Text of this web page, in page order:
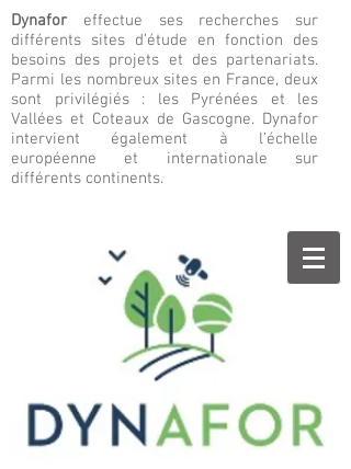
Dynafor effectue ses recherches sur
différents sites d’étude en fonction des
besoins des projets et des partenariats.
Parmi les nombreux sites en France, deux
sont privilégiés : les Pyrénées et les
Vallées et Coteaux de Gascogne. Dynafor
intervient également à l’échelle
européenne et internationale sur
différents continents.